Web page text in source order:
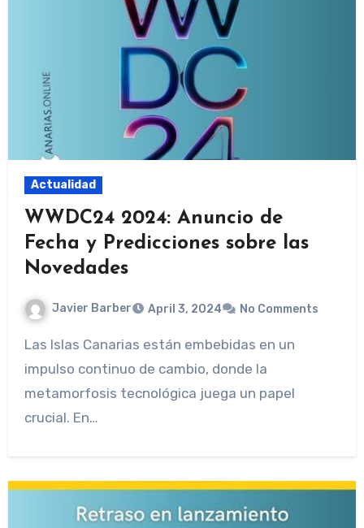
Actualidad
WWDC24 2024: Anuncio de
Fecha y Predicciones sobre las
Novedades
Javier Barber April 3, 2024 No Comments
Las Islas Canarias están embebidas en un
impulso continuo de cambio, donde la
metamorfosis tecnológica juega un papel
crucial. En…